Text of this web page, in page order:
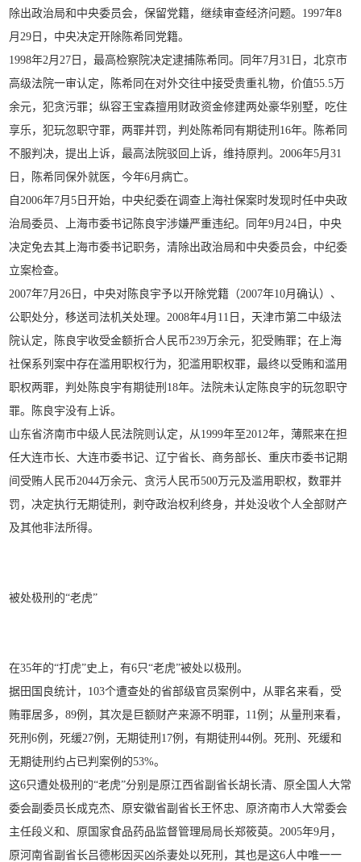
除出政治局和中央委员会，保留党籍，继续审查经济问题。1997年8
月29日，中央决定开除陈希同党籍。
1998年2月27日，最高检察院决定逮捕陈希同。同年7月31日，北京市
高级法院一审认定，陈希同在对外交往中接受贵重礼物，价值55.5万
余元，犯贪污罪；纵容王宝森擅用财政资金修建两处豪华别墅，吃住
享乐，犯玩忽职守罪，两罪并罚，判处陈希同有期徒刑16年。陈希同
不服判决，提出上诉，最高法院驳回上诉，维持原判。2006年5月31
日，陈希同保外就医，今年6月病亡。
自2006年7月5日开始，中央纪委在调查上海社保案时发现时任中央政
治局委员、上海市委书记陈良宇涉嫌严重违纪。同年9月24日，中央
决定免去其上海市委书记职务，清除出政治局和中央委员会，中纪委
立案检查。
2007年7月26日，中央对陈良宇予以开除党籍（2007年10月确认）、
公职处分，移送司法机关处理。2008年4月11日，天津市第二中级法
院认定，陈良宇收受金额折合人民币239万余元，犯受贿罪；在上海
社保系列案中存在滥用职权行为，犯滥用职权罪，最终以受贿和滥用
职权两罪，判处陈良宇有期徒刑18年。法院未认定陈良宇的玩忽职守
罪。陈良宇没有上诉。
山东省济南市中级人民法院则认定，从1999年至2012年，薄熙来在担
任大连市长、大连市委书记、辽宁省长、商务部长、重庆市委书记期
间受贿人民币2044万余元、贪污人民币500万元及滥用职权，数罪并
罚，决定执行无期徒刑，剥夺政治权利终身，并处没收个人全部财产
及其他非法所得。
被处极刑的“老虎”
在35年的“打虎”史上，有6只“老虎”被处以极刑。
据田国良统计，103个遭查处的省部级官员案例中，从罪名来看，受
贿罪居多，89例，其次是巨额财产来源不明罪，11例；从量刑来看，
死刑6例，死缓27例，无期徒刑17例，有期徒刑44例。死刑、死缓和
无期徒刑约占已判案例的53%。
这6只遭处极刑的“老虎”分别是原江西省副省长胡长清、原全国人大常
委会副委员长成克杰、原安徽省副省长王怀忠、原济南市人大常委会
主任段义和、原国家食品药品监督管理局局长郑筱萸。2005年9月，
原河南省副省长吕德彬因买凶杀妻处以死刑，其也是这6人中唯一一